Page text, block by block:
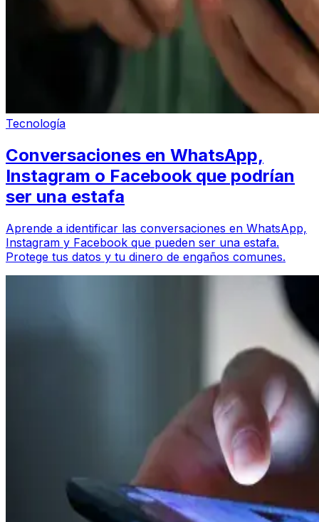
Tecnología
Conversaciones en WhatsApp,
Instagram o Facebook que podrían
ser una estafa
Aprende a identificar las conversaciones en WhatsApp,
Instagram y Facebook que pueden ser una estafa.
Protege tus datos y tu dinero de engaños comunes.